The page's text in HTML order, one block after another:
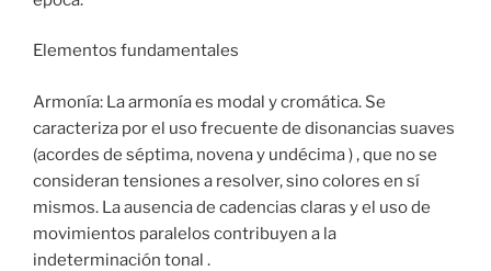
Elementos fundamentales
Armonía: La armonía es modal y cromática. Se
caracteriza por el uso frecuente de disonancias suaves
(acordes de séptima, novena y undécima ) , que no se
consideran tensiones a resolver, sino colores en sí
mismos. La ausencia de cadencias claras y el uso de
movimientos paralelos contribuyen a la
indeterminación tonal .